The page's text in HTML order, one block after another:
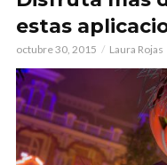
estas
octubre 30, 2015 Laura Rojas